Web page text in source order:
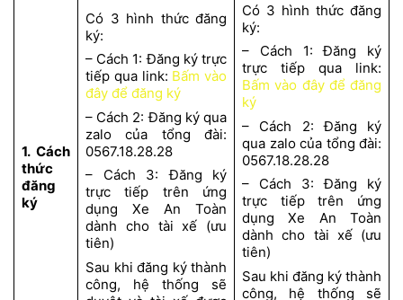
1. Cách
thức
đăng
ký
Có 3 hình thức đăng
ký:
– Cách 1: Đăng ký trực
tiếp qua link: Bấm vào
đây để đăng ký
– Cách 2: Đăng ký qua
zalo của tổng đài:
0567.18.28.28
– Cách 3: Đăng ký
trực tiếp trên ứng
dụng Xe An Toàn
dành cho tài xế (ưu
tiên)
Sau khi đăng ký thành
công, hệ thống sẽ
Có 3 hình thức đăng
ký:
– Cách 1: Đăng ký
trực tiếp qua link:
Bấm vào đây để đăng
ký
– Cách 2: Đăng ký
qua zalo của tổng đài:
0567.18.28.28
– Cách 3: Đăng ký
trực tiếp trên ứng
dụng Xe An Toàn
dành cho tài xế (ưu
tiên)
Sau khi đăng ký thành
công, hệ thống sẽ